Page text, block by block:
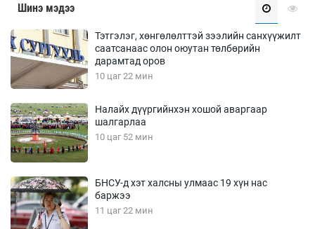
Шинэ мэдээ
Тэтгэлэг, хөнгөлөлттэй зээлийн санхүүжилт
саатсанаас олон оюутан төлбөрийн
дарамтад оров
10 цаг 22 мин
Налайх дүүргийнхэн хошой аваргаар
шалгарлаа
10 цаг 52 мин
БНСУ-д хэт халсны улмаас 19 хүн нас
баржээ
11 цаг 22 мин